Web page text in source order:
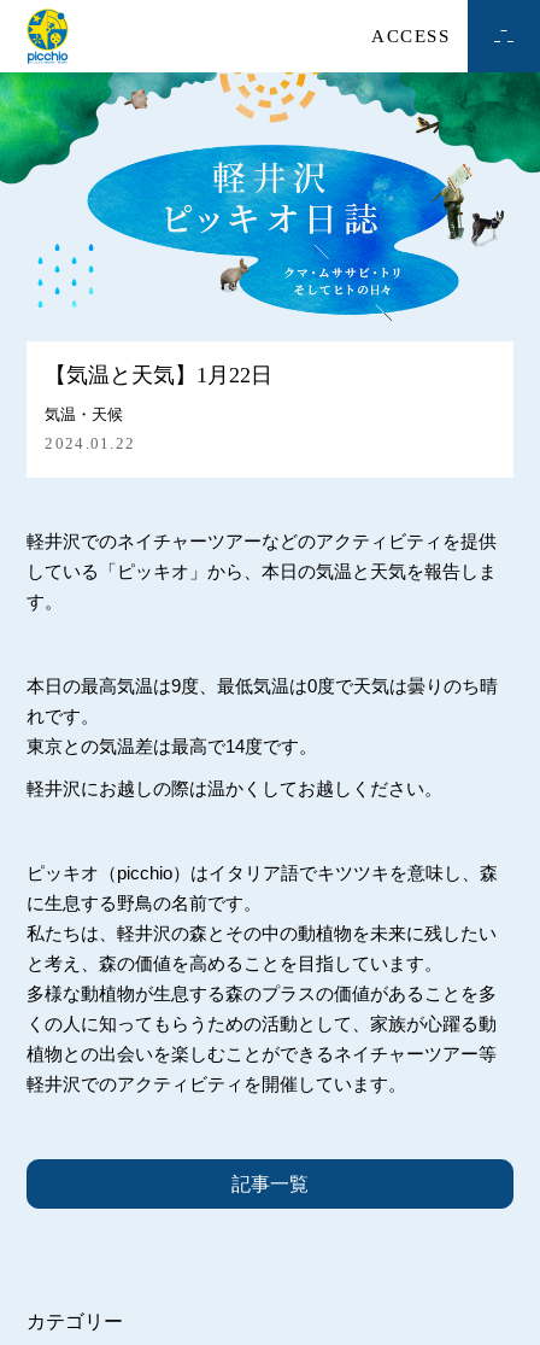
ACCESS
【気温と天気】1月22日
気温・天候
2024.01.22
軽井沢でのネイチャーツアーなどのアクティビティを提供
している「ピッキオ」から、本日の気温と天気を報告しま
す。
本日の最高気温は9度、最低気温は0度で天気は曇りのち晴
れです。
東京との気温差は最高で14度です。
軽井沢にお越しの際は温かくしてお越しください。
ピッキオ（picchio）はイタリア語でキツツキを意味し、森
に生息する野鳥の名前です。
私たちは、軽井沢の森とその中の動植物を未来に残したい
と考え、森の価値を高めることを目指しています。
多様な動植物が生息する森のプラスの価値があることを多
くの人に知ってもらうための活動として、家族が心躍る動
植物との出会いを楽しむことができるネイチャーツアー等
軽井沢でのアクティビティを開催しています。
記事一覧
カテゴリー